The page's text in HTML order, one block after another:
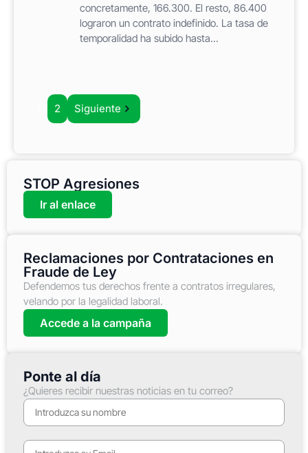
concretamente, 166.300. El resto, 86.400
lograron un contrato indefinido. La tasa de
temporalidad ha subido hasta...
2 Siguiente
STOP Agresiones
Ir al enlace
Reclamaciones por Contrataciones en
Fraude de Ley
Defendemos tus derechos frente a contratos irregulares,
velando por la legalidad laboral.
Accede a la campaña
Ponte al día
¿Quieres recibir nuestras noticias en tu correo?